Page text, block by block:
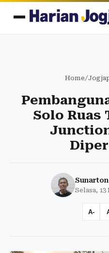
Home/
Solo Ruas
Selasa, 13
A-